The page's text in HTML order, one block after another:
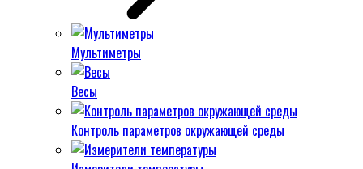
Мультиметры
Весы
Контроль параметров окружающей среды